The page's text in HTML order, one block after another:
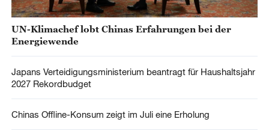
UN-Klimachef lobt Chinas Erfahrungen bei der
Energiewende
Japans Verteidigungsministerium beantragt für Haushaltsjahr
2027 Rekordbudget
Chinas Offline-Konsum zeigt im Juli eine Erholung